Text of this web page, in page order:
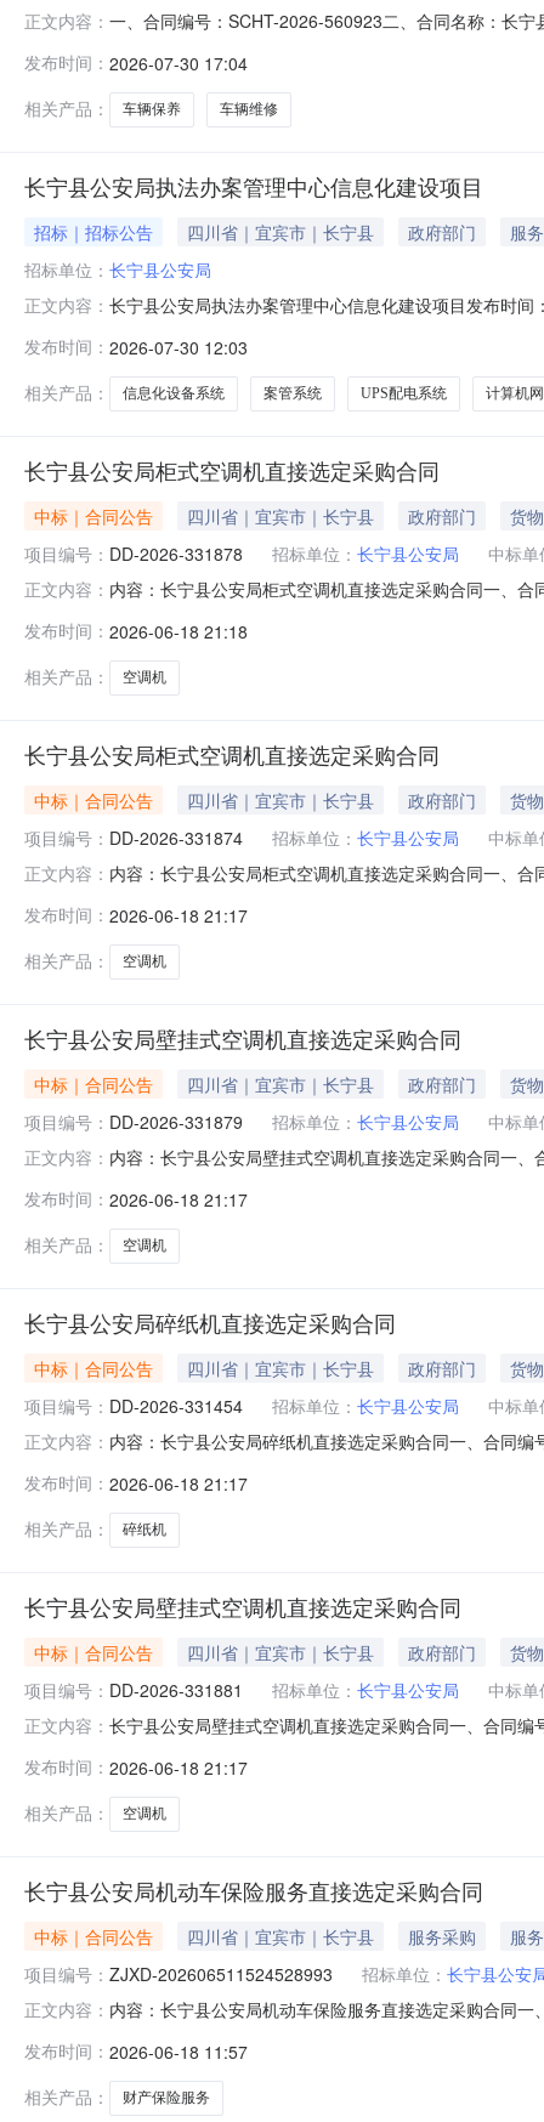
正文内容： 一、合同编号：SCHT-2026-560923二、合同名称：长
车维修服务有限公司地址：四川省宜宾市长宁县长宁镇
发布时间： 2026-07-30 17:04
相关产品：
车辆保养 车辆维修
长宁县公安局执法办案管理中心信息化建设项目
招标｜招标公告 四川省｜宜宾市｜长宁县 政府部门
服务
招标单位： 长宁县公安局
正文内容： 长宁县公安局执法办案管理中心信息化建设项目发布时
容改建面积2400平方。主要内容为：综合布线系统、计
房屋建
发布时间： 2026-07-30 12:03
相关产品：
信息化设备系统 案管系统 UPS配电系统 计算机
长宁县公安局柜式空调机直接选定采购合同
中标｜合同公告 四川省｜宜宾市｜长宁县 政府部门
货物
项目编号： DD-2026-331878 招标单位： 长宁县公安局
中标单
正文内容： 内容：长宁县公安局柜式空调机直接选定采购合同一、
制冷设备有限公司地址：沙坪街道联系方式：
发布时间： 2026-06-18 21:18
相关产品：
空调机
长宁县公安局柜式空调机直接选定采购合同
中标｜合同公告 四川省｜宜宾市｜长宁县 政府部门
货物
项目编号： DD-2026-331874 招标单位： 长宁县公安局
中标单
正文内容： 内容：长宁县公安局柜式空调机直接选定采购合同一、
制冷设备有限公司地址：沙坪街道联系方式：
发布时间： 2026-06-18 21:17
相关产品：
空调机
长宁县公安局壁挂式空调机直接选定采购合同
中标｜合同公告 四川省｜宜宾市｜长宁县 政府部门
货物
项目编号： DD-2026-331879 招标单位： 长宁县公安局
中标单
正文内容： 内容：长宁县公安局壁挂式空调机直接选定采购合同一
宾久润制冷设备有限公司地址：沙坪街道联系方式：
发布时间： 2026-06-18 21:17
相关产品：
空调机
长宁县公安局碎纸机直接选定采购合同
中标｜合同公告 四川省｜宜宾市｜长宁县 政府部门
货物
项目编号： DD-2026-331454 招标单位： 长宁县公安局
中标单
正文内容： 内容：长宁县公安局碎纸机直接选定采购合同一、合同
备商行地址：城西路8号联系方式：18990911788六、
发布时间： 2026-06-18 21:17
相关产品：
碎纸机
长宁县公安局壁挂式空调机直接选定采购合同
中标｜合同公告 四川省｜宜宾市｜长宁县 政府部门
货物
项目编号： DD-2026-331881 招标单位： 长宁县公安局
中标单
正文内容： 长宁县公安局壁挂式空调机直接选定采购合同一、合同
制冷设备有限公司地址：沙坪街道联系方式：
发布时间： 2026-06-18 21:17
相关产品：
空调机
长宁县公安局机动车保险服务直接选定采购合同
中标｜合同公告 四川省｜宜宾市｜长宁县 服务采购
服务
项目编号： ZJXD-202606511524528993 招标单位： 长宁县公安
正文内容： 内容：长宁县公安局机动车保险服务直接选定采购合同
15181143685供应商(乙方)：中华联合财产保险股份有
发布时间： 2026-06-18 11:57
相关产品：
财产保险服务